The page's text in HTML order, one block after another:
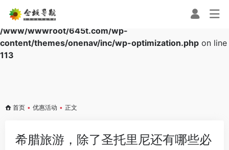
Warning: Array to string conversion in
/www/wwwroot/645t.com/wp-
content/themes/onenav/inc/wp-optimization.php on line
113
首页 • 优惠活动 • 正文
希腊旅游，除了圣托里尼还有哪些必